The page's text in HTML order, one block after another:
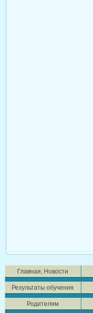
Главная, Новости
Результаты обучения
Родителям